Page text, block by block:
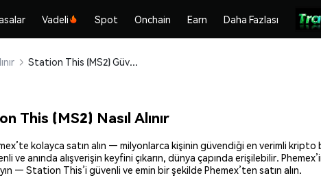
Vadeli Spot Onchain Earn Daha Fazlası
Station This (MS2) Güvenle Satın Alın ve Saklayın
This (MS2) Nasıl Alınır
kolayca satın alın — milyonlarca kişinin güvendiği en verimli
ve anında alışverişin keyfini çıkarın, dünya çapında erişilebilir.
— Station This’i güvenli ve emin bir şekilde Phemex’ten satın alın.